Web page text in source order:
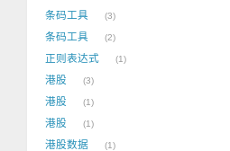
条码工具 3
条码工具 2
正则表达式 1
港股 3
港股 1
港股 1
港股数据 1